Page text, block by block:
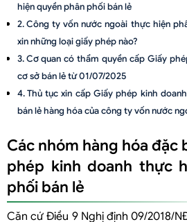
hiện quyền phân phối bán lẻ
Công ty vốn nước ngoài thực hiện
xin những loại giấy phép nào?
Cơ quan có thẩm quyền cấp Giấy
cơ sở bán lẻ từ 01/07/2025
Thủ tục xin cấp Giấy phép kinh
bán lẻ hàng hóa của công ty vốn nước
Trình tự cấp giấy phép kinh doanh
nước ngoài
Thủ tục xin cấp giấy phép bán lẻ của
Điều kiện để được lập cơ sở bán lẻ
Các nhóm hàng hóa đặc
phép kinh doanh thực
phối bán lẻ
Căn cứ Điều 9 Nghị định 09/2018/